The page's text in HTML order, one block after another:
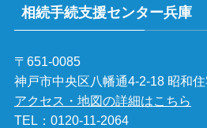
相続手続支援センター兵庫
〒651-0085
神戸市中央区八幡通4-2-18 昭和
アクセス・地図の詳細はこちら
TEL： 0120-11-2064